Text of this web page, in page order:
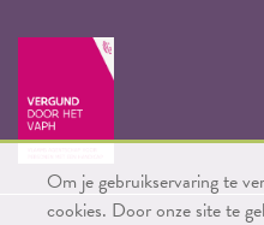
Om je gebruikservaring te
cookies. Door onze site te